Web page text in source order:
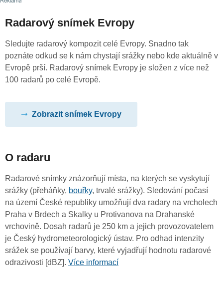
Radarový snímek Evropy
Sledujte radarový kompozit celé Evropy. Snadno tak
poznáte odkud se k nám chystají srážky nebo kde aktuálně v
Evropě prší. Radarový snímek Evropy je složen z více než
100 radarů po celé Evropě.
Zobrazit snímek Evropy
O radaru
Radarové snímky znázorňují místa, na kterých se vyskytují
srážky (přeháňky, bouřky, trvalé srážky). Sledování počasí
na území České republiky umožňují dva radary na vrcholech
Praha v Brdech a Skalky u Protivanova na Drahanské
vrchovině. Dosah radarů je 250 km a jejich provozovatelem
je Český hydrometeorologický ústav. Pro odhad intenzity
srážek se používají barvy, které vyjadřují hodnotu radarové
odrazivosti [dBZ]. Více informací